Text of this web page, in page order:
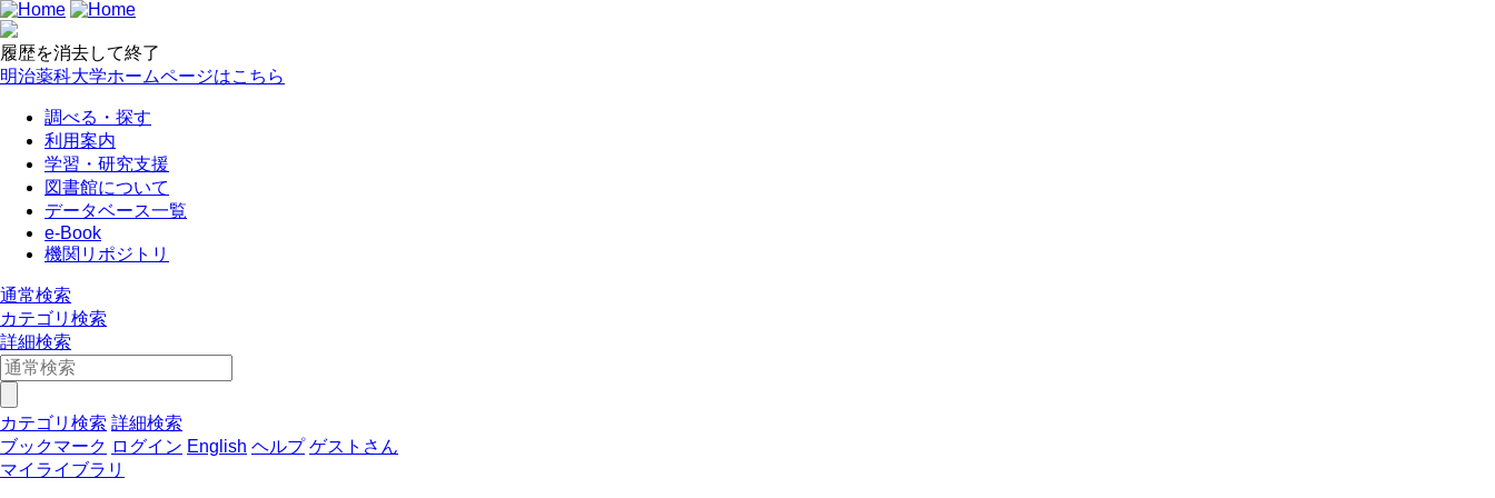
履歴を消去して終了
明治薬科大学ホームページはこちら
調べる・探す
利用案内
学習・研究支援
図書館について
データベース一覧
e-Book
機関リポジトリ
通常検索
カテゴリ検索
詳細検索
カテゴリ検索 詳細検索
ブックマーク ログイン English ヘルプ ゲストさん
マイライブラリ